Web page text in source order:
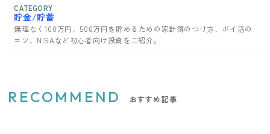
CATEGORY
貯金/貯蓄
無理なく100万円、500万円を貯めるための家計簿のつけ方、ポイ活の
コツ、NISAなど初心者向け投資をご紹介。
RECOMMEND おすすめ記事